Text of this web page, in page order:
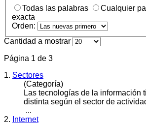
Todas las palabras
Cualquier
exacta
Orden:
Cantidad a mostrar
Página 1 de 3
1. Sectores
(Categoría)
Las tecnologías de la información
distinta según el sector de
...
2. Internet